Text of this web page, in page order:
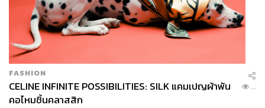
FASHION
CELINE INFINITE POSSIBILITIES: SILK แคมเปญผ้าพัน
คอไหมชิ้นคลาสสิก
...